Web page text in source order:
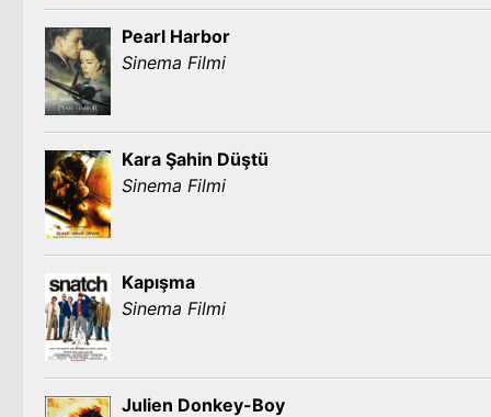
Pearl Harbor
Sinema Filmi
Kara Şahin Düştü
Sinema Filmi
Kapışma
Sinema Filmi
Julien Donkey-Boy